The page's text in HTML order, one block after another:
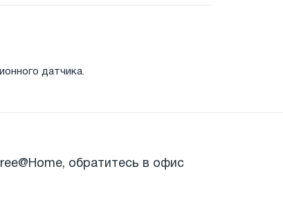
датчика.
обратитесь в офис